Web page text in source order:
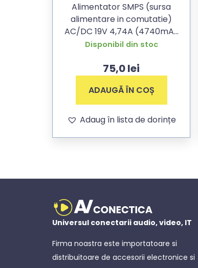
Alimentator SMPS (sursa
alimentare in comutatie)
AC/DC 19V 4,74A (4740mA)
cu mufa 5,5×2,5mm cotit la
Disponibil din stoc
75,0lei
ADAUGĂ ÎN COȘ
Adaug în lista de dorințe
Universul conectarii audio, video, IT
Firma noastra este importatoare si
distribuitoare de accesorii electronice si